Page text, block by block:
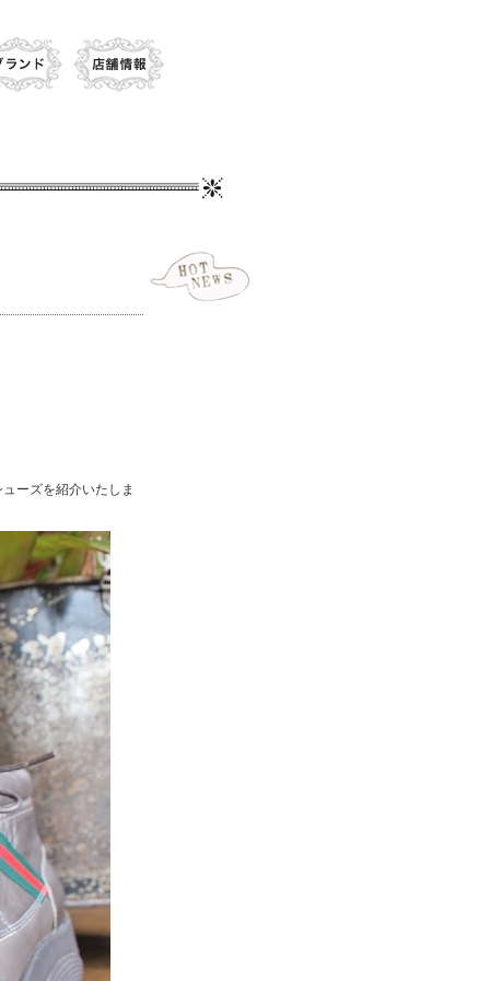
ーズを紹介いたしま